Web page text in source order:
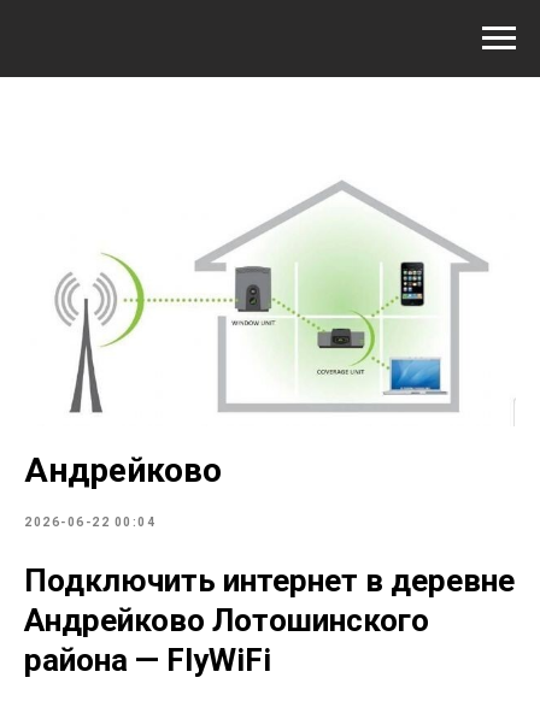
Андрейково
2026-06-22 00:04
Подключить интернет в деревне
Андрейково Лотошинского
района — FlyWiFi